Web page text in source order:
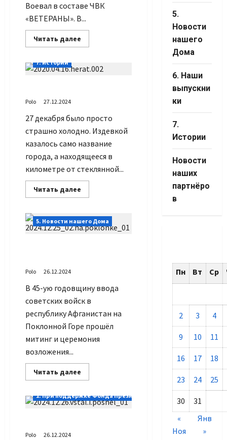
Воевал в составе ЧВК
«ВЕТЕРАНЫ». В...
Читать далее
больше
выпускник
–
7. Истории
Polo 27.12.2024
27 декабря было просто
страшно холодно. Издевкой
казалось само название
города, а находящееся в
километре от стеклянной...
Читать далее
больше
день
5. Новости нашего Дома
Polo 26.12.2024
В 45-ую годовщину ввода
советских войск в
республику Афганистан на
Поклонной Горе прошёл
митинг и церемония
возложения...
Читать далее
больше
мероприятие
на
1. При поддержке Фонда Президентских грантов
Polo 26.12.2024
5.
Новости
нашего
Дома
6. Наши
выпускни
ки
7.
Истории
Новости
наших
партнёро
в
Пн Вт Ср
2 3 4
9 10 11
16 17 18
23 24 25
30
31
«
Ноя
Янв
»